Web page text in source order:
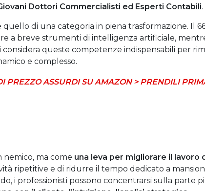
Dottori Commercialisti ed Esperti Contabili.
di una categoria in piena trasformazione. Il
a breve strumenti di intelligenza artificiale,
considera queste competenze indispensabili per
e complesso.
PREZZO ASSURDI SU AMAZON > PRENDILI
nemico, ma come una leva per migliorare il lavoro
ripetitive e di ridurre il tempo dedicato a
i professionisti possono concentrarsi sulla parte